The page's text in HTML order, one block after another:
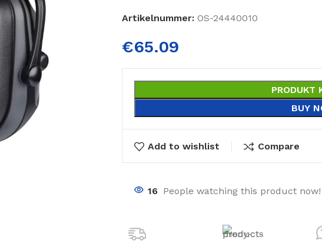
Artikelnummer: OS-24440010
€65.09
PRODUKT
BUY
Add to wishlist Compare
16 People watching this product now!